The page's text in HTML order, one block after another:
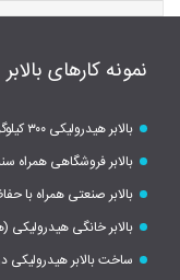
نمونه کارهای بالابر
بالابر هیدرولیکی ۳۰۰ کیلوگرم در پارک علم و فناوری گرمدره کرج
بالابر فروشگاهی همراه
بالابر صنعتی همراه با
بالابر خانگی هیدرولیکی
ساخت بالابر هیدرولیکی